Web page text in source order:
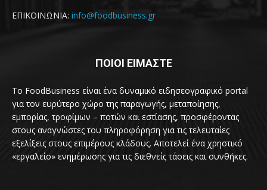
ΕΠΙΚΟΙΝΩΝΙΑ: info@foodbusiness.gr
ΠΟΙΟΙ ΕΙΜΑΣΤΕ
Το FoodBusiness είναι ένα δυναμικό ειδησεογραφικό portal
για τον ευρύτερο χώρο της παραγωγής, μεταποίησης,
εμπορίας, τροφίμων – ποτών και εστίασης, προσφέροντας
στους αναγνώστες του πληροφόρηση για τις τελευταίες
εξελίξεις στους επιμέρους κλάδους. Αποτελεί ένα χρηστικό
«εργαλείο» ενημέρωσης για τις διεθνείς τάσεις και συνθήκες.